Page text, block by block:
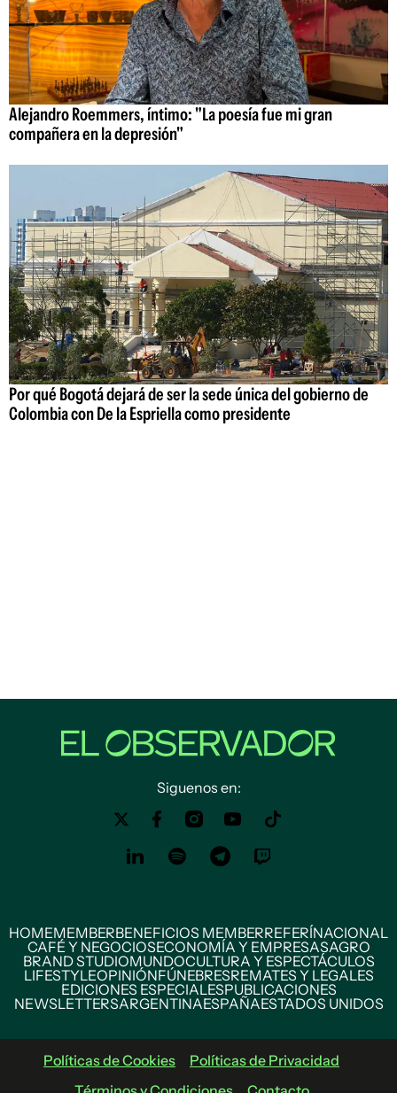
Alejandro Roemmers, íntimo: "La poesía fue mi gran
compañera en la depresión"
Por qué Bogotá dejará de ser la sede única del gobierno de
Colombia con De la Espriella como presidente
Siguenos en:
HOMEMEMBERBENEFICIOS MEMBERREFERÍNACIONAL
CAFÉ Y NEGOCIOSECONOMÍA Y EMPRESASAGRO
BRAND STUDIOMUNDOCULTURA Y ESPECTÁCULOS
LIFESTYLEOPINIÓNFÚNEBRESREMATES Y LEGALES
EDICIONES ESPECIALESPUBLICACIONES
NEWSLETTERSARGENTINAESPAÑAESTADOS UNIDOS
Políticas de Cookies
Políticas de Privacidad